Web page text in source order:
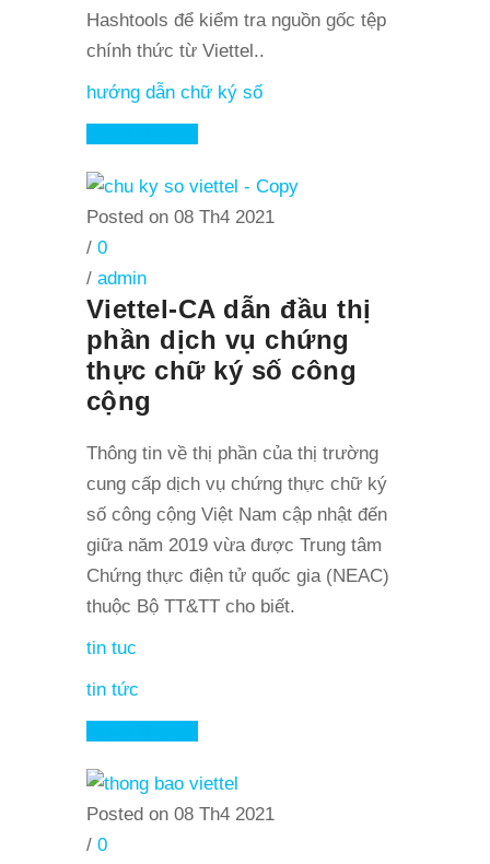
Hashtools để kiểm tra nguồn gốc tệp
chính thức từ Viettel..
hướng dẫn chữ ký số
Posted on 08 Th4 2021
/ 0
/ admin
Viettel-CA dẫn đầu thị
phần dịch vụ chứng
thực chữ ký số công
cộng
Thông tin về thị phần của thị trường
cung cấp dịch vụ chứng thực chữ ký
số công cộng Việt Nam cập nhật đến
giữa năm 2019 vừa được Trung tâm
Chứng thực điện tử quốc gia (NEAC)
thuộc Bộ TT&TT cho biết.
tin tuc
tin tức
Posted on 08 Th4 2021
/ 0